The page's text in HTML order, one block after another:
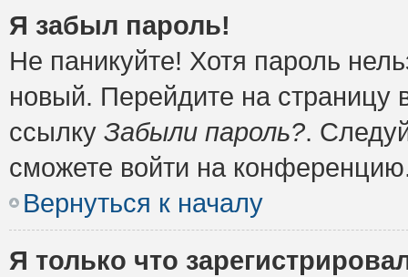
Я забыл пароль!
Не паникуйте! Хотя пароль
новый. Перейдите на
ссылку Забыли пароль?.
сможете войти на
Вернуться к началу
Я только что